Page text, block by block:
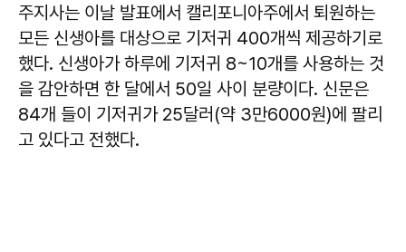
주지사는 이날 발표에서 캘리포니아주에서 퇴원하는
모든 신생아를 대상으로 기저귀 400개씩 제공하기로
했다. 신생아가 하루에 기저귀 8~10개를 사용하는 것
을 감안하면 한 달에서 50일 사이 분량이다. 신문은
84개 들이 기저귀가 25달러(약 3만6000원)에 팔리
고 있다고 전했다.